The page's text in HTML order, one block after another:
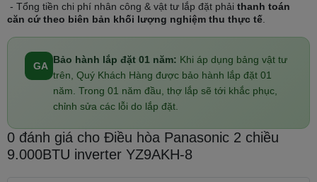
- Tổng tiền chi phí nhân công & vật tư lắp đặt phải thanh toán
căn cứ theo biên bản khối lượng nghiệm thu thực tế.
GA
Bảo hành lắp đặt 01 năm: Khi áp dụng bảng vật tư
trên, Quý Khách Hàng được bảo hành lắp đặt 01
năm. Trong 01 năm đầu, thợ lắp sẽ tới khắc phục,
chỉnh sửa các lỗi do lắp đặt.
0 đánh giá cho Điều hòa Panasonic 2 chiều
9.000BTU inverter YZ9AKH-8